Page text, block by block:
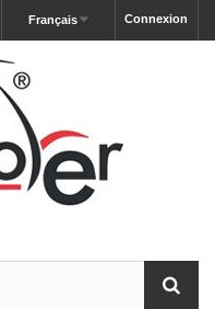
Connexion
Français